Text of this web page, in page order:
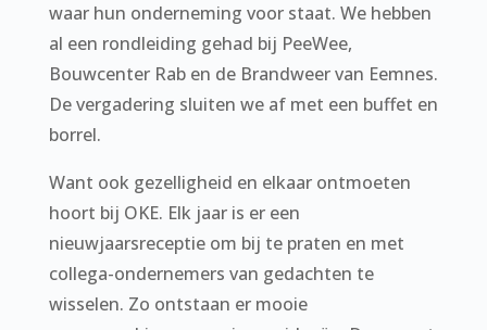
waar hun onderneming voor staat. We hebben
al een rondleiding gehad bij PeeWee,
Bouwcenter Rab en de Brandweer van Eemnes.
De vergadering sluiten we af met een buffet en
borrel.
Want ook gezelligheid en elkaar ontmoeten
hoort bij OKE. Elk jaar is er een
nieuwjaarsreceptie om bij te praten en met
collega-ondernemers van gedachten te
wisselen. Zo ontstaan er mooie